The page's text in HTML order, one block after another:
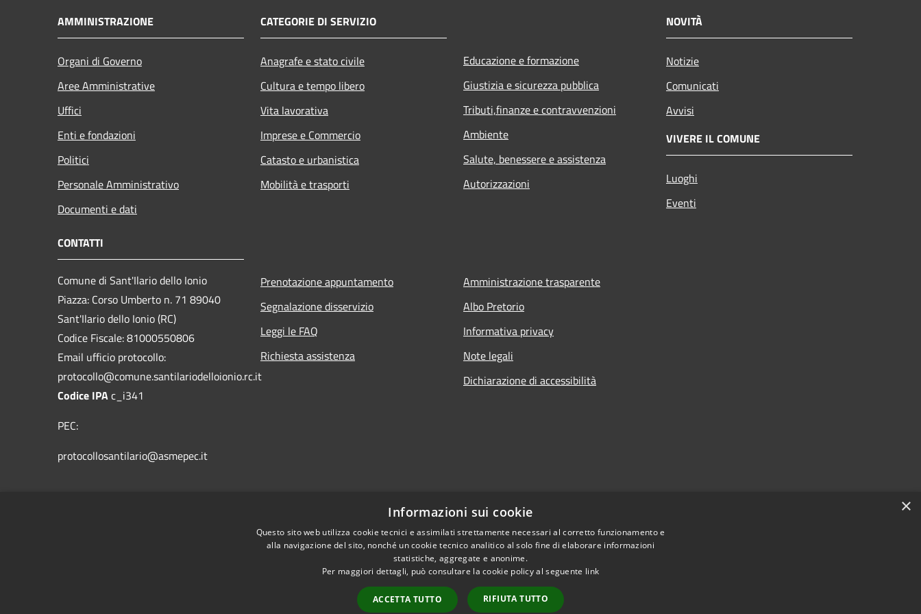
AMMINISTRAZIONE
Organi di Governo
Aree Amministrative
Uffici
Enti e fondazioni
Politici
Personale Amministrativo
Documenti e dati
CATEGORIE DI SERVIZIO
Anagrafe e stato civile
Cultura e tempo libero
Vita lavorativa
Imprese e Commercio
Catasto e urbanistica
Mobilità e trasporti
Educazione e formazione
Giustizia e sicurezza pubblica
Tributi,finanze e contravvenzioni
Ambiente
Salute, benessere e assistenza
Autorizzazioni
NOVITÀ
Notizie
Comunicati
Avvisi
VIVERE IL COMUNE
Luoghi
Eventi
CONTATTI
Comune di Sant'Ilario dello Ionio
Piazza: Corso Umberto n. 71 89040
Sant'Ilario dello Ionio (RC)
Codice Fiscale: 81000550806
Email ufficio protocollo:
protocollo@comune.santilariodelloionio.rc.it
Codice IPAc_i341
PEC:
protocollosantilario@asmepec.it
Prenotazione appuntamento
Segnalazione disservizio
Leggi le FAQ
Richiesta assistenza
Amministrazione trasparente
Albo Pretorio
Informativa privacy
Note legali
Dichiarazione di accessibilità
Copyright © 2026 • Comune di Sant'Ilario dello Ionio • Powered by
×
Informazioni sui cookie
Questo sito web utilizza cookie tecnici e assimilati strettamente necessari al corretto funzionamento e
alla navigazione del sito, nonché un cookie tecnico analitico al solo fine di elaborare informazioni
statistiche, aggregate e anonime.
Per maggiori dettagli, può consultare la cookie policy al seguente link
ACCETTA TUTTO RIFIUTA TUTTO